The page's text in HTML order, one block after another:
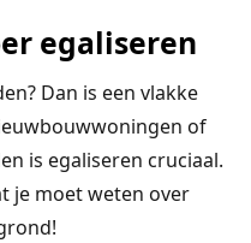
egaliseren
Dan is een vlakke
of
is egaliseren cruciaal.
je moet weten over